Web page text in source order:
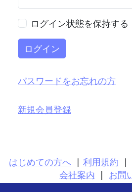
ログイン状態を保持する
ログイン
パスワードをお忘れの方
新規会員登録
はじめての方へ | 利用規約 |
会社案内 | お問